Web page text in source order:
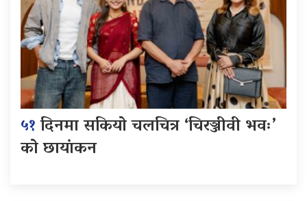
५१दिनमा सकियो चलचित्र ‘चिरञ्जीवी भवः’
को छायांकन